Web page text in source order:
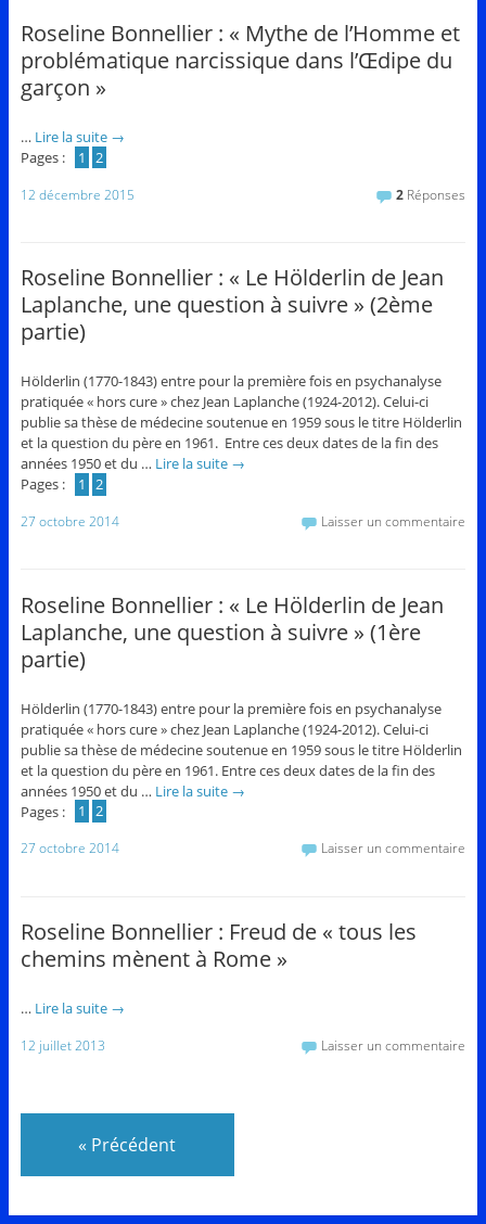
Roseline Bonnellier : « Mythe de l’Homme et
problématique narcissique dans l’Œdipe du
garçon »
… Lire la suite →
Pages :
1 2
12 décembre 2015 2 Réponses
Roseline Bonnellier : « Le Hölderlin de Jean
Laplanche, une question à suivre » (2ème
partie)
Hölderlin (1770-1843) entre pour la première fois en psychanalyse
pratiquée « hors cure » chez Jean Laplanche (1924-2012). Celui-ci
publie sa thèse de médecine soutenue en 1959 sous le titre Hölderlin
et la question du père en 1961. Entre ces deux dates de la fin des
années 1950 et du … Lire la suite →
Pages :
1 2
27 octobre 2014 Laisser un commentaire
Roseline Bonnellier : « Le Hölderlin de Jean
Laplanche, une question à suivre » (1ère
partie)
Hölderlin (1770-1843) entre pour la première fois en psychanalyse
pratiquée « hors cure » chez Jean Laplanche (1924-2012). Celui-ci
publie sa thèse de médecine soutenue en 1959 sous le titre Hölderlin
et la question du père en 1961. Entre ces deux dates de la fin des
années 1950 et du … Lire la suite →
Pages :
1 2
27 octobre 2014 Laisser un commentaire
Roseline Bonnellier : Freud de « tous les
chemins mènent à Rome »
… Lire la suite →
12 juillet 2013 Laisser un commentaire
« Précédent